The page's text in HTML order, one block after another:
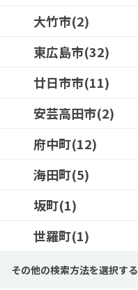
大竹市(2)
東広島市(32)
廿日市市(11)
安芸高田市(2)
府中町(12)
海田町(5)
坂町(1)
世羅町(1)
その他の検索方法を選択する